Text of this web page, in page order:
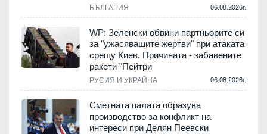
БЪЛГАРИЯ 06.08.2026г.
WP: Зеленски обвини партньорите си
за "ужасяващите жертви" при атаката
срещу Киев. Причината - забавените
ракети "Пейтри
РУСИЯ И УКРАЙНА 06.08.2026г.
Сметната палата образува
производство за конфликт на
интереси при Делян Пеевски